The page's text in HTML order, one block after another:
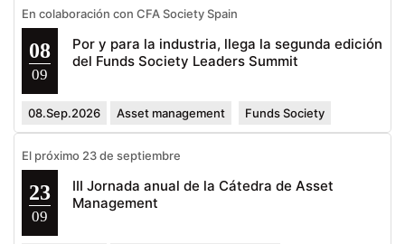
En colaboración con CFA Society Spain
08
09
Por y para la industria, llega la segunda edición
del Funds Society Leaders Summit
08.Sep.2026 Asset management Funds Society
El próximo 23 de septiembre
23
09
III Jornada anual de la Cátedra de Asset
Management